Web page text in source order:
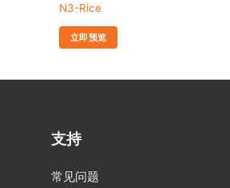
N3-Rice
立即预览
支持
常见问题